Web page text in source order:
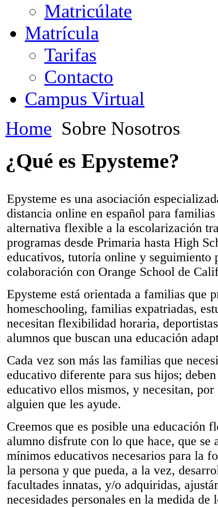
Matricúlate
Matrícula
Tarifas
Contacto
Campus Virtual
Home Sobre Nosotros
¿Qué es Epysteme?
Epysteme es una asociación
distancia online en español para familias
alternativa flexible a la escolarización
programas desde Primaria hasta High
educativos, tutoría online y seguimiento
colaboración con Orange School de
Epysteme está orientada a familias que
homeschooling, familias expatriadas,
necesitan flexibilidad horaria,
alumnos que buscan una educación
Cada vez son más las familias que
educativo diferente para sus hijos;
educativo ellos mismos, y necesitan, por
alguien que les ayude.
Creemos que es posible una educación
alumno disfrute con lo que hace, que se
mínimos educativos necesarios para la
la persona y que pueda, a la vez,
facultades innatas, y/o adquiridas,
necesidades personales en la medida de